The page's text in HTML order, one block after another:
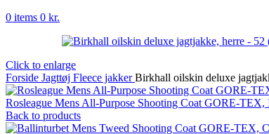
0 items 0 kr.
Click to enlarge
Forside Jagttøj Fleece jakkerBirkhall oilskin deluxe
Rosleague Mens All-Purpose Shooting Coat GORE-
Back to products